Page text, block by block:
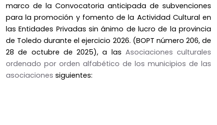
marco de la Convocatoria anticipada de subvenciones
para la promoción y fomento de la Actividad Cultural en
las Entidades Privadas sin ánimo de lucro de la provincia
de Toledo durante el ejercicio 2026. (BOPT número 206, de
28 de octubre de 2025), a las Asociaciones culturales
ordenado por orden alfabético de los municipios de las
asociaciones siguientes: